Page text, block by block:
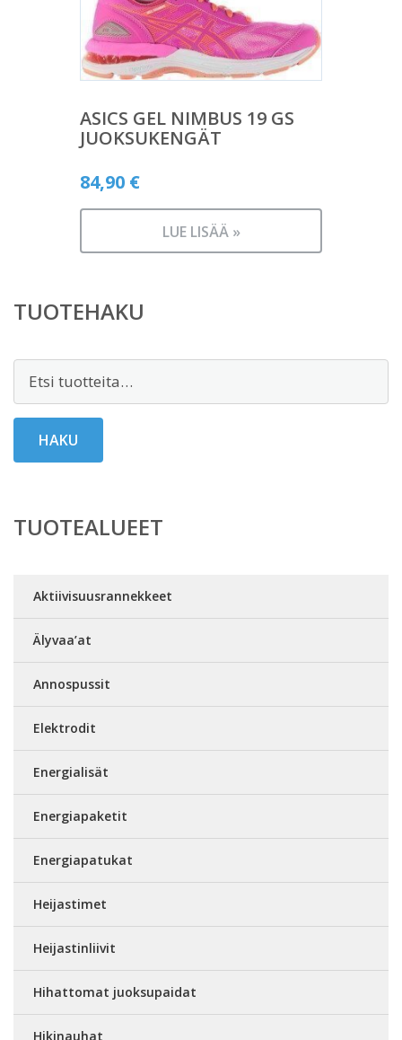
ASICS GEL NIMBUS 19 GS
JUOKSUKENGÄT
84,90 €
LUE LISÄÄ »
TUOTEHAKU
Etsi:
HAKU
TUOTEALUEET
Aktiivisuusrannekkeet
Älyvaa’at
Annospussit
Elektrodit
Energialisät
Energiapaketit
Energiapatukat
Heijastimet
Heijastinliivit
Hihattomat juoksupaidat
Hikinauhat